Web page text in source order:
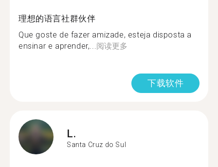
理想的语言社群伙伴
Que goste de fazer amizade, esteja disposta a
ensinar e aprender,...阅读更多
下载软件
L.
Santa Cruz do Sul